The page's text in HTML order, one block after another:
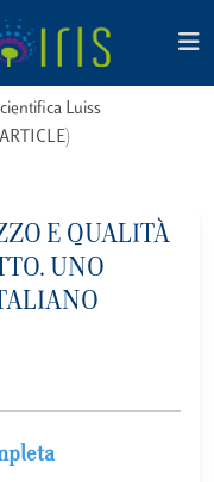
Luiss
E QUALITÀ
UNO